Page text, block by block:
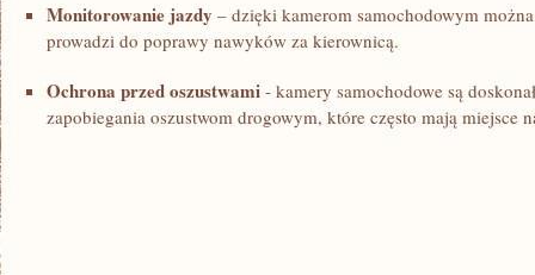
Monitorowanie jazdy – dzięki kamerom samochodowym
prowadzi do poprawy nawyków⁢ za kierownicą.
Ochrona ​przed oszustwami -‌ kamery samochodowe są
zapobiegania oszustwom drogowym, które ​często mają miejsce